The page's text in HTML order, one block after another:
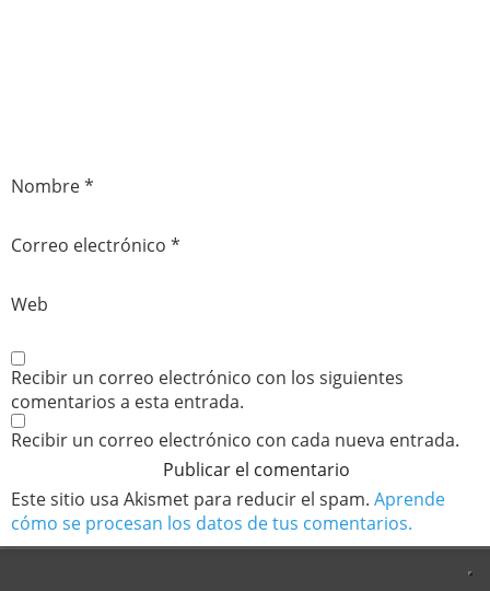
Nombre*
Correo electrónico *
Web
Recibir un correo electrónico con los siguientes
comentarios a esta entrada.
Recibir un correo electrónico con cada nueva entrada.
Este sitio usa Akismet para reducir el spam. Aprende
cómo se procesan los datos de tus comentarios.